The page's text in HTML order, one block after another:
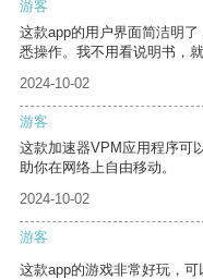
游客
这款app的用户界面简洁明
悉操作。我不用看说明书，
2024-10-02
游客
这款加速器VPM应用程序可
助你在网络上自由移动。
2024-10-02
游客
这款app的游戏非常好玩，可